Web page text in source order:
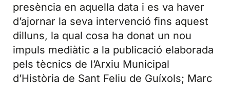
presència en aquella data i es va haver
d’ajornar la seva intervenció fins aquest
dilluns, la qual cosa ha donat un nou
impuls mediàtic a la publicació elaborada
pels tècnics de l’Arxiu Municipal
d’Història de Sant Feliu de Guíxols; Marc